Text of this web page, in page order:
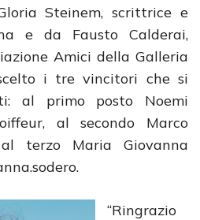
Steinem, scrittrice e
e da Fausto Calderai,
Amici della Galleria
i tre vincitori che si
al primo posto Noemi
al secondo Marco
terzo Maria Giovanna
“Ringrazio